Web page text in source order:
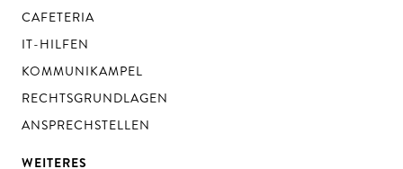
CAFETERIA
IT-HILFEN
KOMMUNIKAMPEL
RECHTSGRUNDLAGEN
ANSPRECHSTELLEN
WEITERES